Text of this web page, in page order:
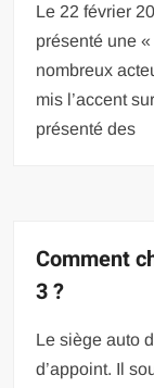
Le 22 février
présenté une
nombreux
mis l’accent
présenté des
Comment
3 ?
Le siège auto
d’appoint. Il